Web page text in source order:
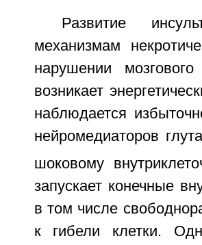
Развитие
механизмам
нарушении
возникает
наблюдается
нейромедиаторов
шоковому
запускает конечные
в том числе
к гибели клетки.